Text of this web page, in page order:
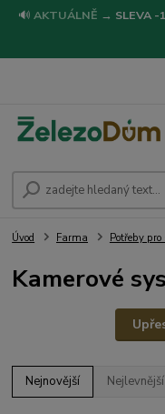
🔊 AKTUÁLNĚ → SLEVA
Úvod Farma Potřeby
Kamerové
Nejnovější Nejlevnější